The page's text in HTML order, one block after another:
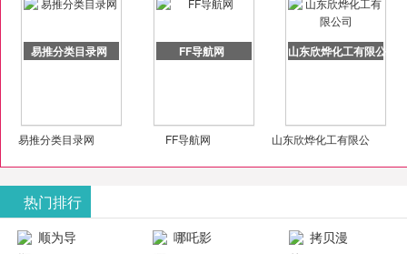
易推分类目录网
易推分类目录网
FF导航网
FF导航网
山东欣烨化工有限公司
山东欣烨化工有限公
热门排行
顺为导
哪吒影
拷贝漫